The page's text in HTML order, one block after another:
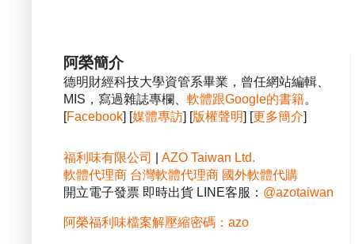
阿榮簡介
德明財經科技大學資管系畢業，曾任網站編輯、
MIS，寫過雜誌專欄、 軟體跟Google的書籍。
[Facebook] [媒體專訪] [版權聲明] [更多簡介]
福利味有限公司
AZO Taiwan Ltd.
軟體代理商 台灣軟體代理商 國外軟體代購
開立電子發票 即時出貨 LINE客服： @azotaiwan
阿榮福利味檔案解壓縮密碼：azo